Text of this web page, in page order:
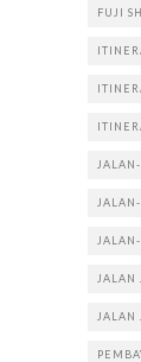
FUJI
JALAN
JALAN